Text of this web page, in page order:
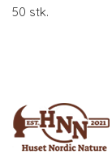
50 stk.